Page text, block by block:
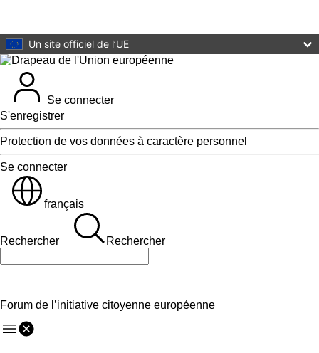
Un site officiel de l’UE
Se connecter
S'enregistrer
Protection de vos données à caractère personnel
Se connecter
français
Rechercher Rechercher
Forum de l’initiative citoyenne européenne
Menu